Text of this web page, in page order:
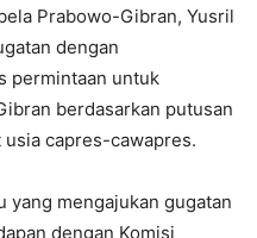
Prabowo-Gibran, Yusril
dengan
permintaan untuk
berdasarkan putusan
capres-cawapres.
yang mengajukan gugatan
dengan Komisi